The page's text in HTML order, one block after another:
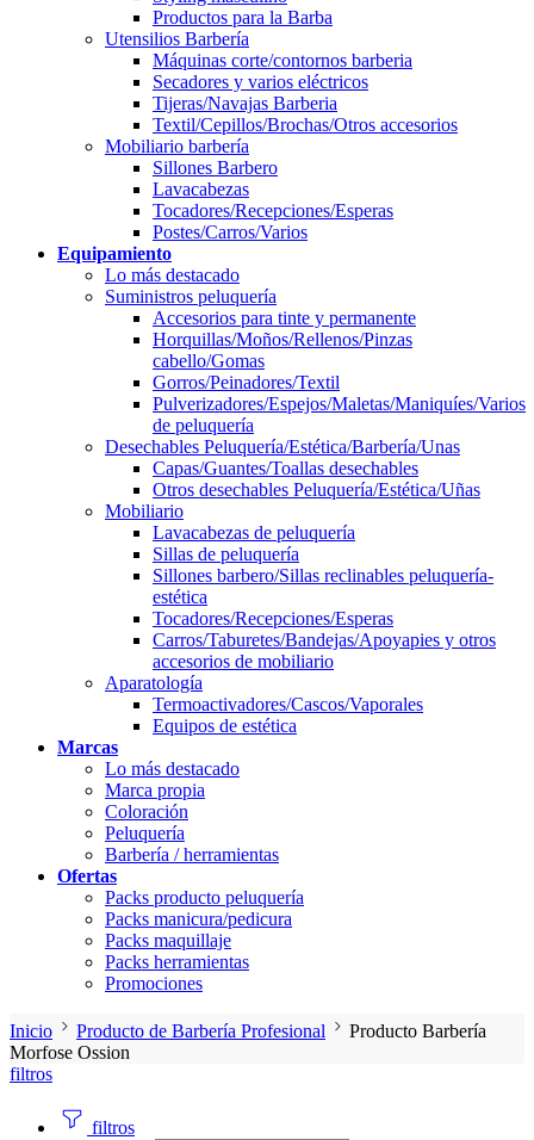
Productos para la Barba
Utensilios Barbería
Máquinas corte/contornos barberia
Secadores y varios eléctricos
Tijeras/Navajas Barberia
Textil/Cepillos/Brochas/Otros accesorios
Mobiliario barbería
Sillones Barbero
Lavacabezas
Tocadores/Recepciones/Esperas
Postes/Carros/Varios
Equipamiento
Lo más destacado
Suministros peluquería
Accesorios para tinte y permanente
Horquillas/Moños/Rellenos/Pinzas
cabello/Gomas
Gorros/Peinadores/Textil
Pulverizadores/Espejos/Maletas/Maniquíes/Varios
de peluquería
Desechables Peluquería/Estética/Barbería/Unas
Capas/Guantes/Toallas desechables
Otros desechables Peluquería/Estética/Uñas
Mobiliario
Lavacabezas de peluquería
Sillas de peluquería
Sillones barbero/Sillas reclinables peluquería-
estética
Tocadores/Recepciones/Esperas
Carros/Taburetes/Bandejas/Apoyapies y otros
accesorios de mobiliario
Aparatología
Termoactivadores/Cascos/Vaporales
Equipos de estética
Marcas
Lo más destacado
Marca propia
Coloración
Peluquería
Barbería / herramientas
Ofertas
Packs producto peluquería
Packs manicura/pedicura
Packs maquillaje
Packs herramientas
Promociones
Inicio Producto de Barbería Profesional
Producto Barbería
Morfose Ossion
filtros
filtros